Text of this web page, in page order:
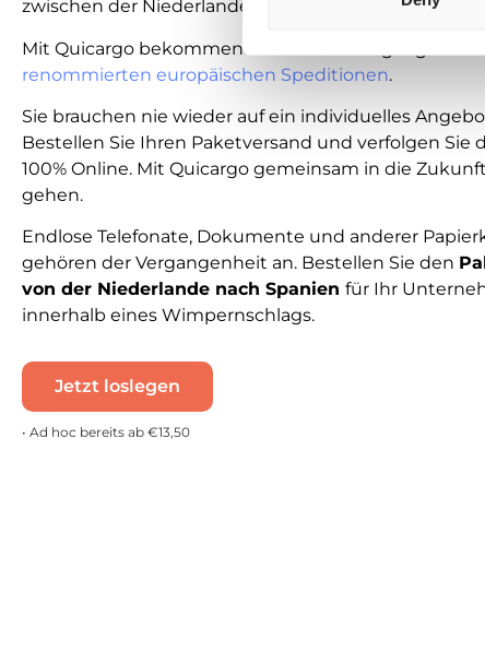
zwischen der Niederlande und Spanien?
Mit Quicargo bekommen Sie direkten Zugang zu
renommierten europäischen Speditionen.
Sie brauchen nie wieder auf ein individuelles
Bestellen Sie Ihren Paketversand und verfolgen Sie
100% Online. Mit Quicargo gemeinsam in die
gehen.
Endlose Telefonate, Dokumente und anderer
gehören der Vergangenheit an. Bestellen Sie den
von der Niederlande nach Spanien für Ihr
innerhalb eines Wimpernschlags.
Jetzt loslegen
• Ad hoc bereits ab €13,50